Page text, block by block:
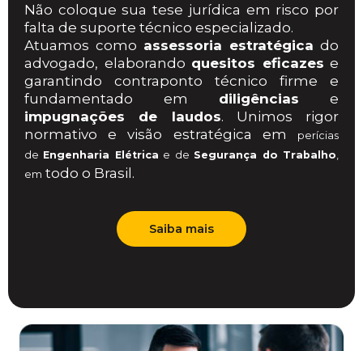
Não coloque sua tese jurídica em risco por
falta de suporte técnico especializado.
Atuamos como assessoria estratégica do
advogado, elaborando quesitos eficazes e
garantindo contraponto técnico firme e
fundamentado em diligências e
impugnações de laudos. Unimos rigor
normativo e visão estratégica em
perícias
de Engenharia Elétrica e de Segurança do Trabalho
em todo o Brasil.
Saiba mais